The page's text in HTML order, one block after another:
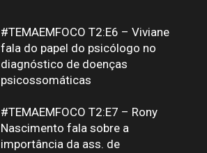
#TEMAEMFOCO T2:E6 – Viviane
fala do papel do psicólogo no
diagnóstico de doenças
psicossomáticas
#TEMAEMFOCO T2:E7 – Rony
Nascimento fala sobre a
importância da ass. de